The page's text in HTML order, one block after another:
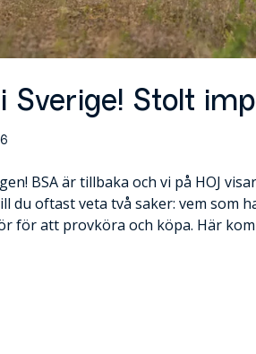
Sverige! Stolt
BSA är tillbaka och vi på HOJ
du oftast veta två saker: vem som
för att provköra och köpa. Här